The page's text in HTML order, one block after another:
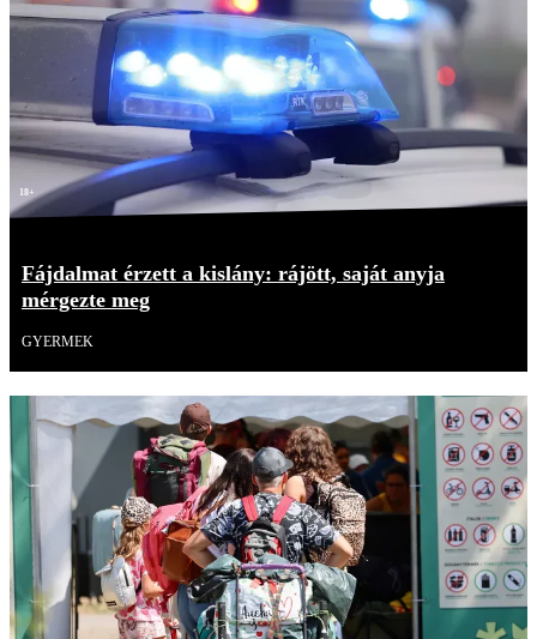
18+
Fájdalmat érzett a kislány: rájött, saját anyja
mérgezte meg
GYERMEK